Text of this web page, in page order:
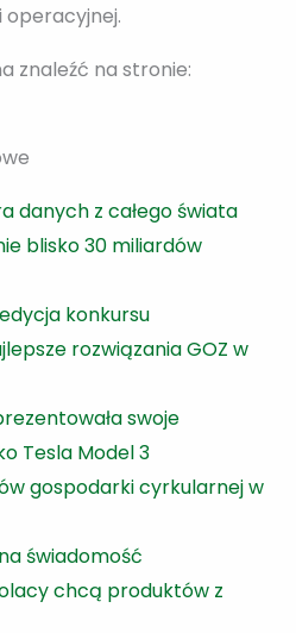
operacyjnej.
znaleźć na stronie:
danych z całego świata
blisko 30 miliardów
konkursu
rozwiązania GOZ w
swoje
Tesla Model 3
gospodarki cyrkularnej w
świadomość
chcą produktów z